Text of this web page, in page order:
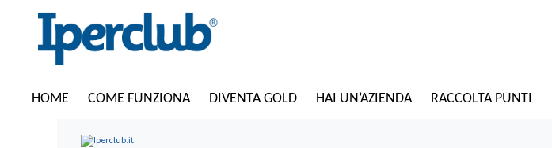
HOME COME FUNZIONA DIVENTA GOLD HAI UN’AZIENDA RACCOLTA PUNTI